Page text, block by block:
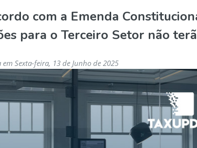
com a Emenda
para o Terceiro Setor não
Sexta-feira, 13 de Junho de 2025